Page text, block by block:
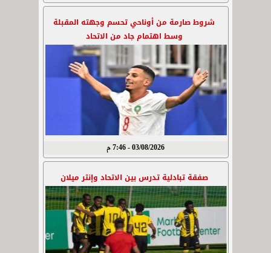
شروط صارمة من أوناحي تحسم وجهته المقبلة
وسط اهتمام جاد من الاتحاد
03/08/2026 - 7:46 م
صفقة تبادلية تدرس بين الاتحاد وإنتر ميلان